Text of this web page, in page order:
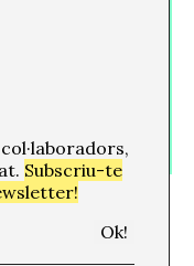
Subscriu-te